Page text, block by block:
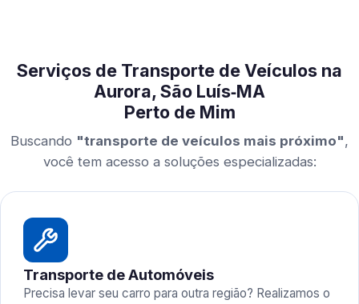
Serviços de Transporte de Veículos na
Aurora, São Luís‑MA
Perto de Mim
Buscando "transporte de veículos mais próximo",
você tem acesso a soluções especializadas:
Transporte de Automóveis
Precisa levar seu carro para outra região? Realizamos o